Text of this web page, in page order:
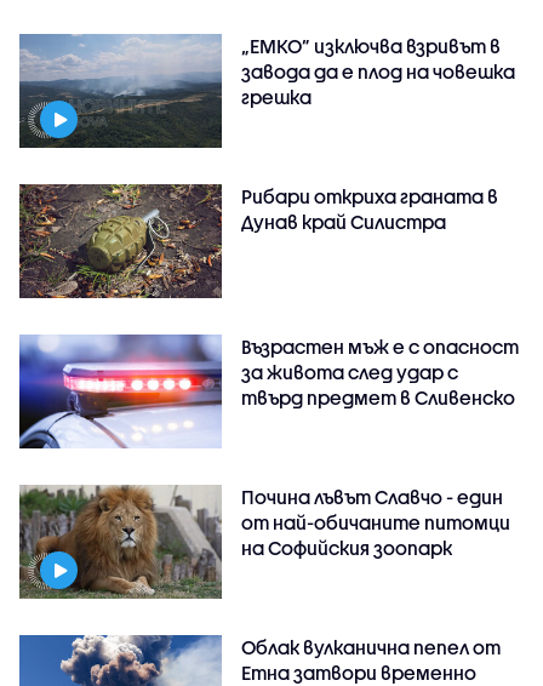
„ЕМКО” изключва взривът в
завода да е плод на човешка
грешка
Рибари откриха граната в
Дунав край Силистра
Възрастен мъж е с опасност
за живота след удар с
твърд предмет в Сливенско
Почина лъвът Славчо - един
от най-обичаните питомци
на Софийския зоопарк
Облак вулканична пепел от
Етна затвори временно